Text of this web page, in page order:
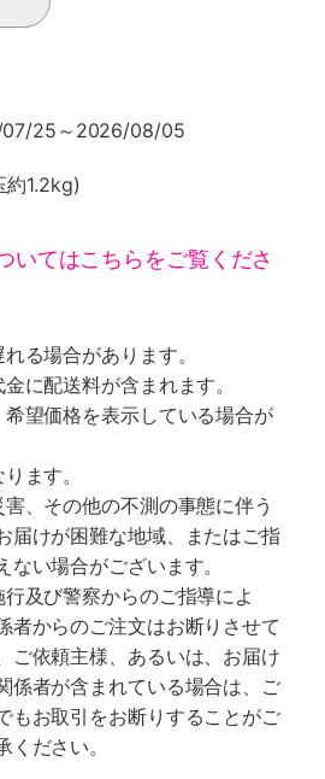
07/25～2026/08/05
約1.2kg)
いてはこちらをご覧くださ
る場合があります。
に配送料が含まれます。
望価格を表示している場合が
ます。
、その他の不測の事態に伴う
届けが困難な地域、またはご指
い場合がございます。
及び警察からのご指導によ
者からのご注文はお断りさせて
ご依頼主様、あるいは、お届け
係者が含まれている場合は、ご
もお取引をお断りすることがご
ださい。